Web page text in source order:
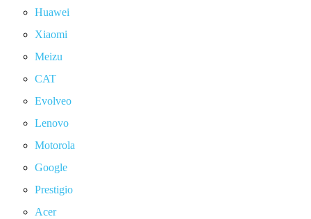
Huawei
Xiaomi
Meizu
CAT
Evolveo
Lenovo
Motorola
Google
Prestigio
Acer